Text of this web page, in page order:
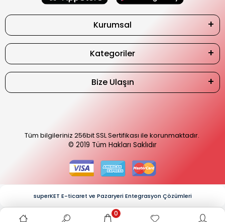
Kurumsal
Kategoriler
Bize Ulaşın
Tüm bilgileriniz 256bit SSL Sertifikası ile korunmaktadır.
© 2019 Tüm Hakları Saklıdır
0
superKET E-ticaret ve Pazaryeri Entegrasyon Çözümleri